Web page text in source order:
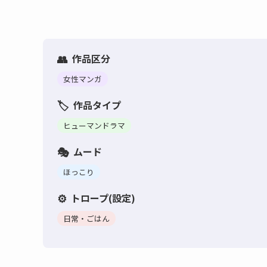
作品区分
女性マンガ
作品タイプ
ヒューマンドラマ
ムード
ほっこり
トロープ(設定)
日常・ごはん